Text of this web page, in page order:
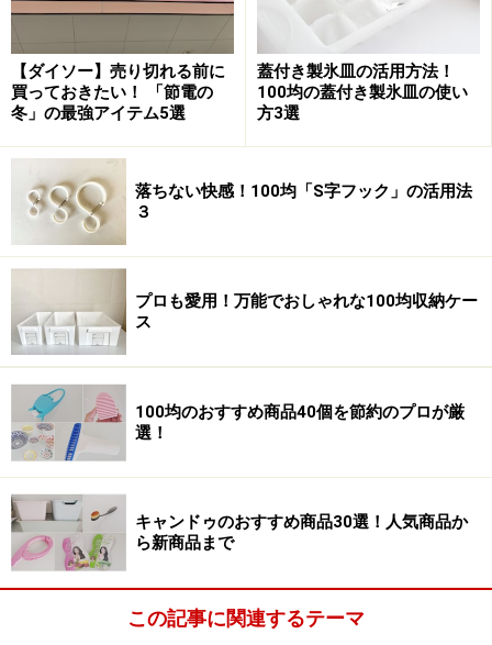
キャンドゥのおすすめキッチングッズ
キャンドゥのおすすめ美容・コスメ関連グッズ
キャンドゥのおすすめ収納・掃除グッズ
キャンドゥのおすすめ日用雑貨・便利グッズ
キャンドゥのおすすめ商品まとめ
キャンドゥのおすすめキッチングッズ
100均珪藻土コースターの人気に火をつけたキャンド
ゥ。おしゃれなモノトーンの食器があることや、その他
便利グッズも多いことがキャンドゥのキッチングッズの
特徴です。
■キャンドゥおすすめ商品1：種類豊富な珪藻土コースタ
ー
【ダイソー】売り切れる前に
買っておきたい！ 「節電の
冬」の最強アイテム5選
蓋付き製氷皿の活用方法！
100均の蓋付き製氷皿の使い
方3選
落ちない快感！100均「S字フック」の活用法
３
プロも愛用！万能でおしゃれな100均収納ケー
ス
100均のおすすめ商品40個を節約のプロが厳
選！
キャンドゥのおすすめ商品30選！人気商品か
ら新商品まで
この記事に関連するテーマ